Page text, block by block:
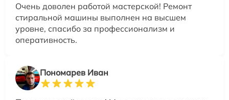
Очень доволен работой мастерской! Ремонт
стиральной машины выполнен на высшем
уровне, спасибо за профессионализм и
оперативность.
Пономарев Иван